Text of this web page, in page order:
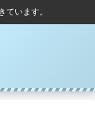
ています。